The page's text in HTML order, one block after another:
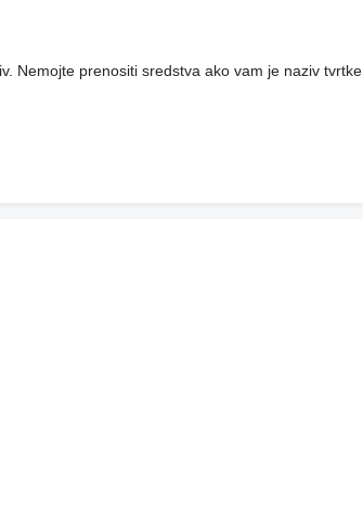
Nemojte prenositi sredstva ako vam je naziv tvrtke